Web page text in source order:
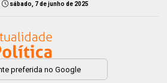
sábado, 7 de junho de 2025
preferida no Google